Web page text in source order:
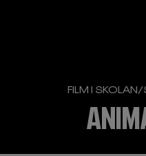
FILM I SKOLAN/